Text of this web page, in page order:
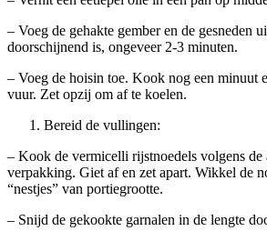
– Voeg de gehakte gember en de gesneden
doorschijnend is, ongeveer 2-3 minuten.
– Voeg de hoisin toe. Kook nog een minuut
vuur. Zet opzij om af te koelen.
Bereid de vullingen:
– Kook de vermicelli rijstnoedels volgens
verpakking. Giet af en zet apart. Wikkel de
“nestjes” van portiegrootte.
– Snijd de gekookte garnalen in de lengte